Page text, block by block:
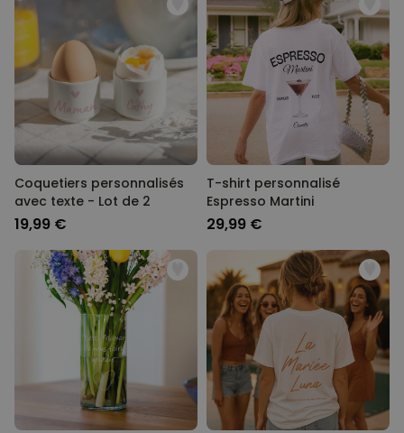
Coquetiers personnalisés
avec texte - Lot de 2
19,99 €
T-shirt personnalisé
Espresso Martini
29,99 €